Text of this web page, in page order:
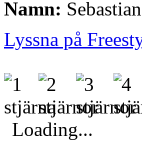
Namn: Sebastian
Lyssna på
Loading...